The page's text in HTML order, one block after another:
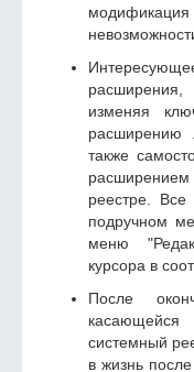
изменяя
расширению
также
расширением
реестре. Все
подручном
меню
курсора в
После
системный
в жизнь